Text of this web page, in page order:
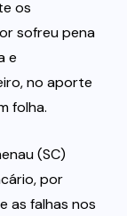
os
sofreu pena
e
no aporte
folha.
(SC)
por
as falhas nos